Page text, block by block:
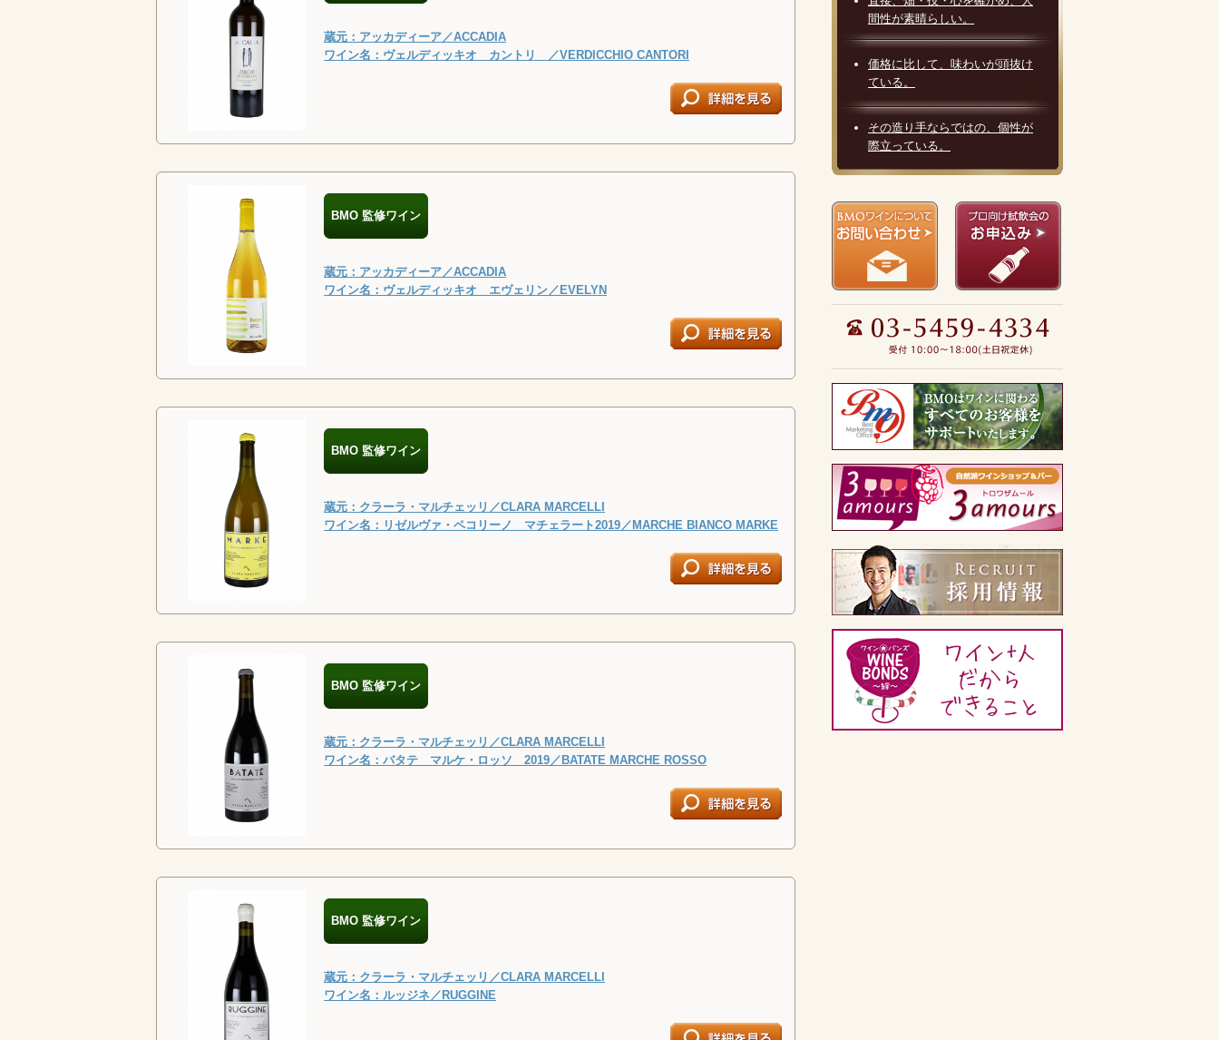
蔵元：アッカディーア／ACCADIA
ワイン名：ヴェルディッキオ カントリ ／VERDICCHIO CANTORI
BMO 監修ワイン
蔵元：アッカディーア／ACCADIA
ワイン名：ヴェルディッキオ エヴェリン／EVELYN
BMO 監修ワイン
蔵元：クラーラ・マルチェッリ／CLARA MARCELLI
ワイン名：リゼルヴァ・ペコリーノ マチェラート2019／MARCHE BIANCO MARKE
BMO 監修ワイン
蔵元：クラーラ・マルチェッリ／CLARA MARCELLI
ワイン名：バタテ マルケ・ロッソ 2019／BATATE MARCHE ROSSO
BMO 監修ワイン
蔵元：クラーラ・マルチェッリ／CLARA MARCELLI
ワイン名：ルッジネ／RUGGINE
間性が素晴らしい。
価格に比して、味わいが頭抜け
ている。
その造り手ならではの、個性が
際立っている。